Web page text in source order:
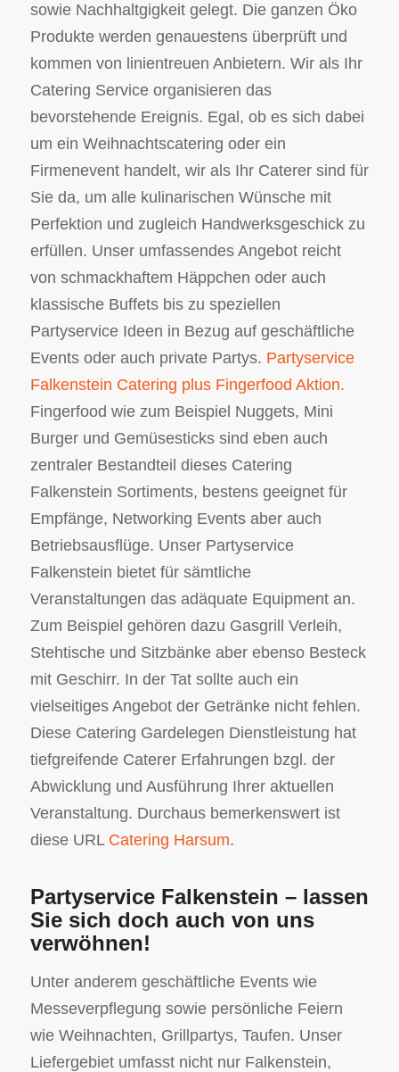
sowie Nachhaltgigkeit gelegt. Die ganzen Öko
Produkte werden genauestens überprüft und
kommen von linientreuen Anbietern. Wir als Ihr
Catering Service organisieren das
bevorstehende Ereignis. Egal, ob es sich dabei
um ein Weihnachtscatering oder ein
Firmenevent handelt, wir als Ihr Caterer sind für
Sie da, um alle kulinarischen Wünsche mit
Perfektion und zugleich Handwerksgeschick zu
erfüllen. Unser umfassendes Angebot reicht
von schmackhaftem Häppchen oder auch
klassische Buffets bis zu speziellen
Partyservice Ideen in Bezug auf geschäftliche
Events oder auch private Partys. Partyservice
Falkenstein Catering plus Fingerfood Aktion.
Fingerfood wie zum Beispiel Nuggets, Mini
Burger und Gemüsesticks sind eben auch
zentraler Bestandteil dieses Catering
Falkenstein Sortiments, bestens geeignet für
Empfänge, Networking Events aber auch
Betriebsausflüge. Unser Partyservice
Falkenstein bietet für sämtliche
Veranstaltungen das adäquate Equipment an.
Zum Beispiel gehören dazu Gasgrill Verleih,
Stehtische und Sitzbänke aber ebenso Besteck
mit Geschirr. In der Tat sollte auch ein
vielseitiges Angebot der Getränke nicht fehlen.
Diese Catering Gardelegen Dienstleistung hat
tiefgreifende Caterer Erfahrungen bzgl. der
Abwicklung und Ausführung Ihrer aktuellen
Veranstaltung. Durchaus bemerkenswert ist
diese URL Catering Harsum.
Partyservice Falkenstein – lassen
Sie sich doch auch von uns
verwöhnen!
Unter anderem geschäftliche Events wie
Messeverpflegung sowie persönliche Feiern
wie Weihnachten, Grillpartys, Taufen. Unser
Liefergebiet umfasst nicht nur Falkenstein,